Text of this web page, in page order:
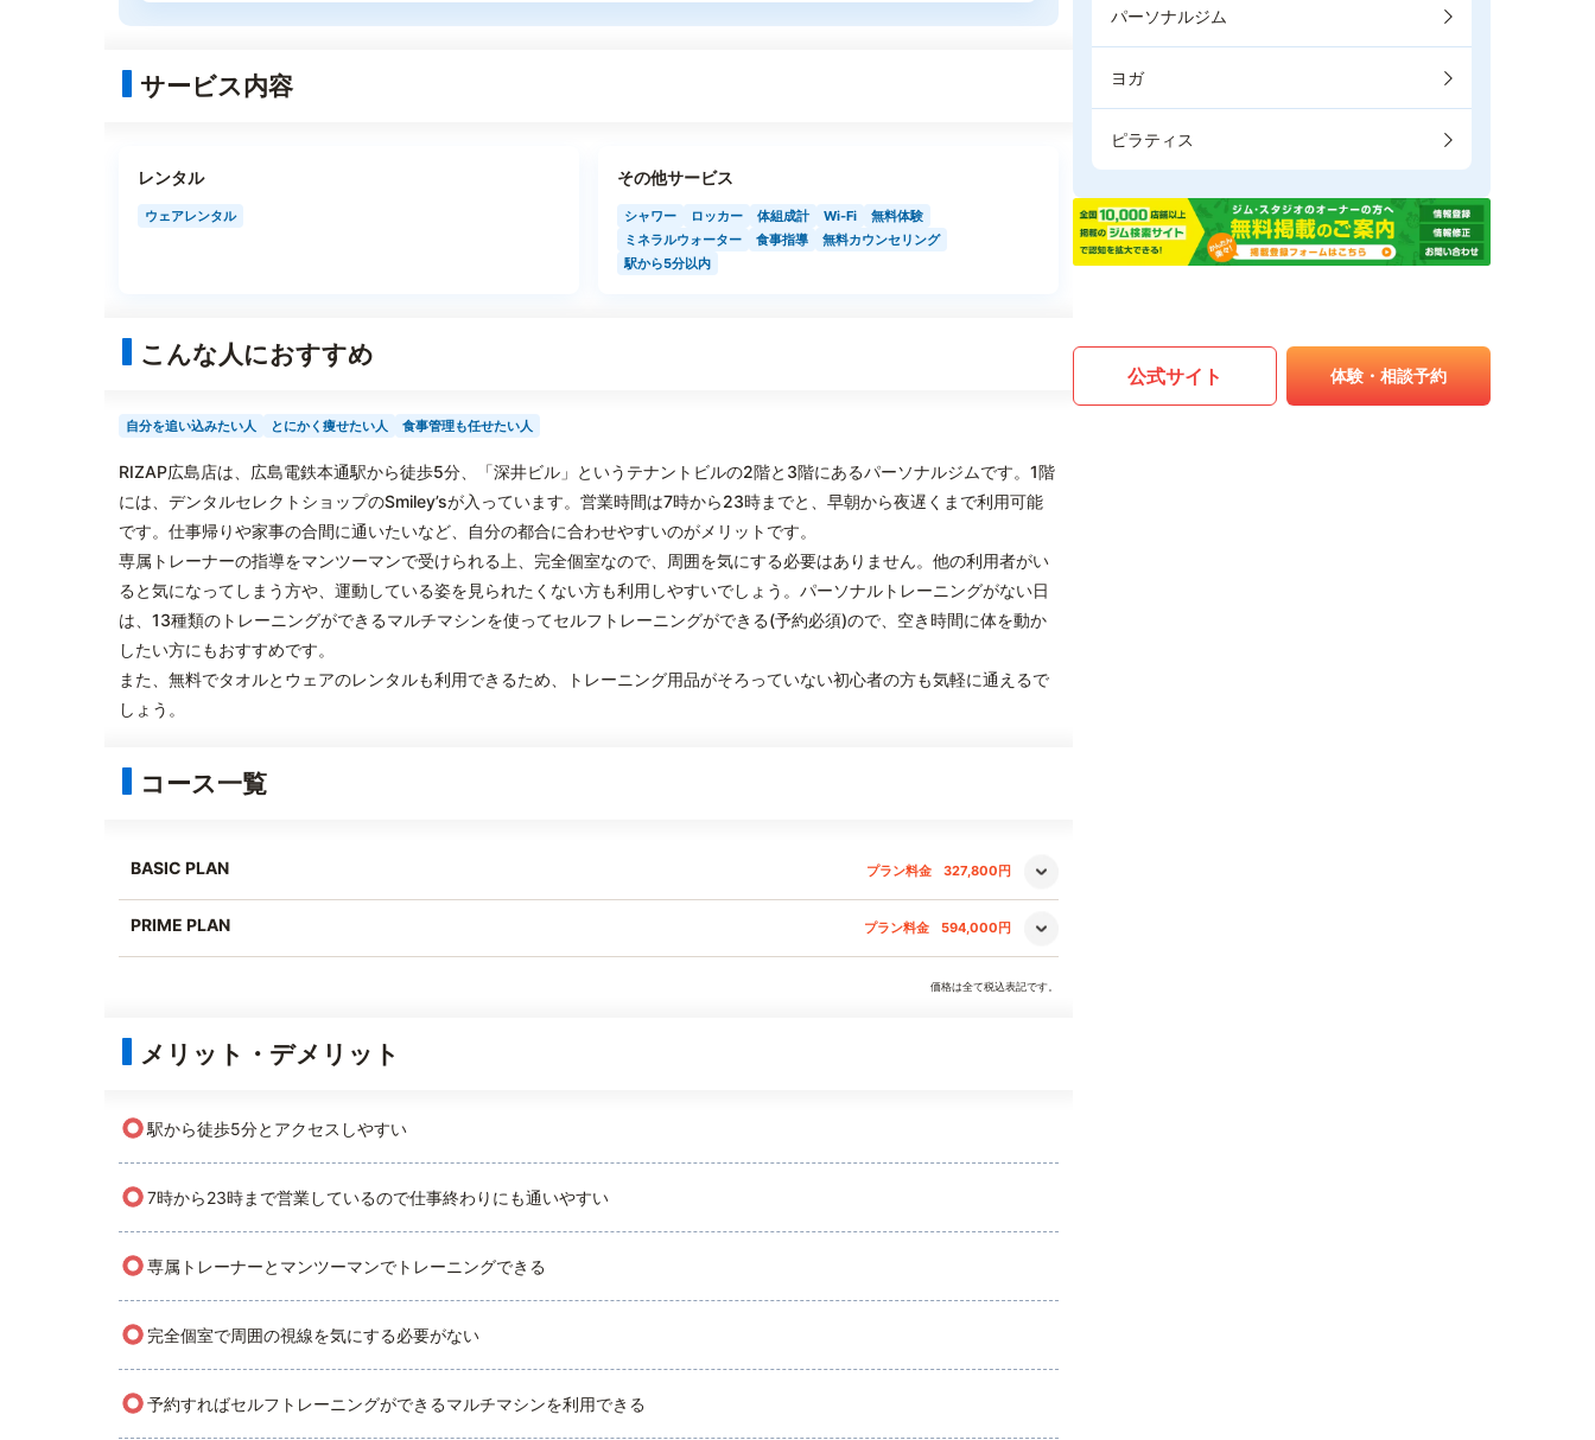
サービス内容
レンタル
ウェアレンタル
その他サービス
シャワー ロッカー 体組成計 Wi-Fi
無料体験
ミネラルウォーター
食事指導
無料カウンセリング
駅から5分以内
こんな人におすすめ
自分を追い込みたい人 とにかく痩せたい人 食事管理も任せたい人
RIZAP広島店は、広島電鉄本通駅から徒歩5分、「深井ビル」というテナントビルの2階と3階にあるパーソナルジムです。1階
には、デンタルセレクトショップのSmiley’sが入っています。営業時間は7時から23時までと、早朝から夜遅くまで利用可能
です。仕事帰りや家事の合間に通いたいなど、自分の都合に合わせやすいのがメリットです。
専属トレーナーの指導をマンツーマンで受けられる上、完全個室なので、周囲を気にする必要はありません。他の利用者がい
ると気になってしまう方や、運動している姿を見られたくない方も利用しやすいでしょう。パーソナルトレーニングがない日
は、13種類のトレーニングができるマルチマシンを使ってセルフトレーニングができる(予約必須)ので、空き時間に体を動か
したい方にもおすすめです。
また、無料でタオルとウェアのレンタルも利用できるため、トレーニング用品がそろっていない初心者の方も気軽に通えるで
しょう。
コース一覧
BASIC PLAN プラン料金 327,800円
PRIME PLAN プラン料金 594,000円
価格は全て税込表記です。
メリット・デメリット
○駅から徒歩5分とアクセスしやすい
○7時から23時まで営業しているので仕事終わりにも通いやすい
○専属トレーナーとマンツーマンでトレーニングできる
○ 完全個室で周囲の視線を気にする必要がない
○予約すればセルフトレーニングができるマルチマシンを利用できる
パーソナルジム
ヨガ
ピラティス
公式サイト 体験・相談予約